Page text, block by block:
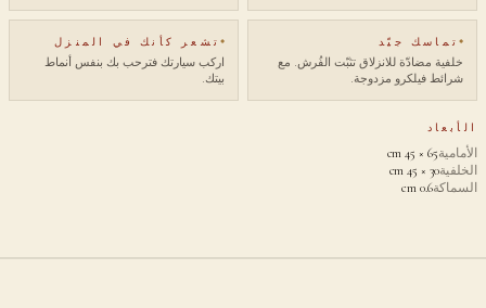
تماسك جيّد
خلفية مضادّة للانزلاق تثبّت الفُرش. مع
شرائط فيلكرو مزدوجة.
تشعر كأنك في المنزل
اركب سيارتك فترحب بك بنفس أنماط
بيتك.
الأبعاد
الأمامية65 × 45 cm
الخلفية30 × 45 cm
السماكة0.6 cm